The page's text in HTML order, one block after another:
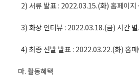
2) 서류 발표 : 2022.03.15.(화) 홈페이지
3) 화상 인터뷰 : 2022.03.18.(금) 시간
4) 최종 선발 발표 : 2022.03.22.(화) 홈
마. 활동혜택